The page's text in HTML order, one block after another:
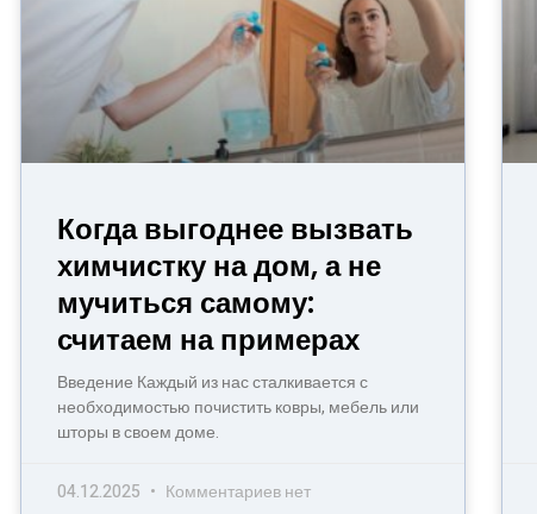
Когда выгоднее вызвать
химчистку на дом, а не
мучиться самому:
считаем на примерах
Введение Каждый из нас сталкивается с
необходимостью почистить ковры, мебель или
шторы в своем доме.
04.12.2025 Комментариев нет